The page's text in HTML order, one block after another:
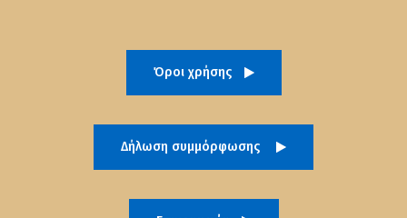
Όροι χρήσης
Δήλωση συμμόρφωσης